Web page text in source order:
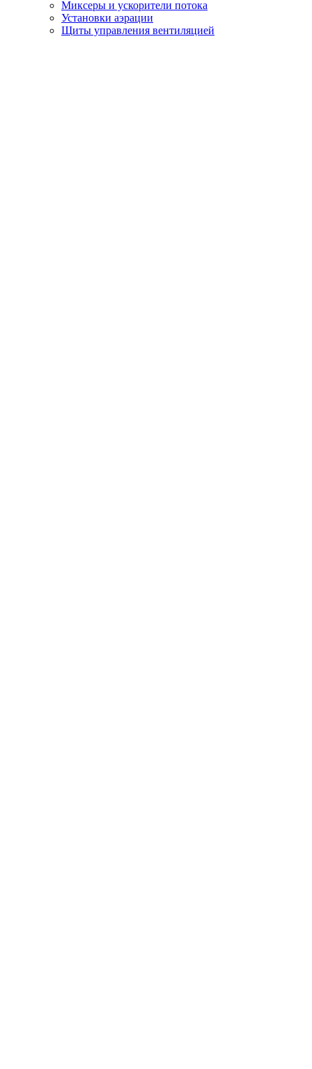
Миксеры и ускорители потока
Установки аэрации
Щиты управления вентиляцией